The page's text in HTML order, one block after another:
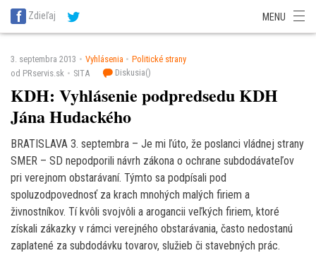
SITA Energetika
SITA Potravinárstvo
Zdieľaj MENU
3. septembra 2013 Vyhlásenia
Politické strany
od PRservis.sk
SITA Diskusia()
KDH: Vyhlásenie podpredsedu KDH
Jána Hudackého
BRATISLAVA 3. septembra – Je mi ľúto, že poslanci vládnej strany
SMER – SD nepodporili návrh zákona o ochrane subdodávateľov
pri verejnom obstarávaní. Týmto sa podpísali pod
spoluzodpovednosť za krach mnohých malých firiem a
živnostníkov. Tí kvôli svojvôli a arogancii veľkých firiem, ktoré
získali zákazky v rámci verejného obstarávania, často nedostanú
zaplatené za subdodávku tovarov, služieb či stavebných prác.